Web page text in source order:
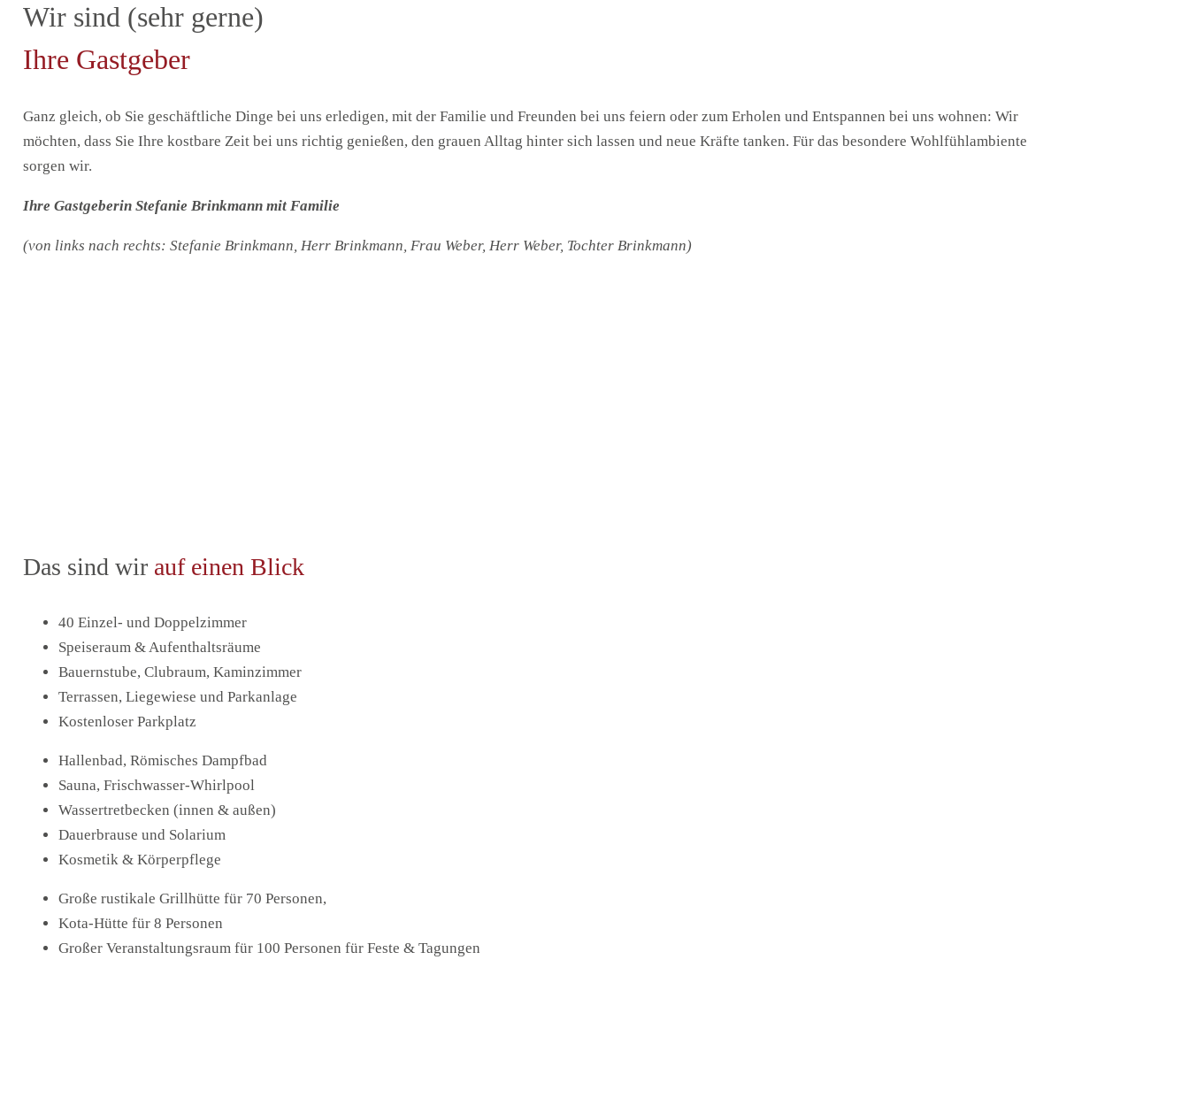
Wir sind (sehr gerne)
Ihre Gastgeber
Ganz gleich, ob Sie geschäftliche Dinge bei uns erledigen, mit der Familie und Freunden bei uns feiern oder zum Erholen und Entspannen bei uns wohnen: Wir
möchten, dass Sie Ihre kostbare Zeit bei uns richtig genießen, den grauen Alltag hinter sich lassen und neue Kräfte tanken. Für das besondere Wohlfühlambiente
sorgen wir.
Ihre Gastgeberin Stefanie Brinkmann mit Familie
(von links nach rechts: Stefanie Brinkmann, Herr Brinkmann, Frau Weber, Herr Weber, Tochter Brinkmann)
Das sind wir auf einen Blick
40 Einzel- und Doppelzimmer
Speiseraum & Aufenthaltsräume
Bauernstube, Clubraum, Kaminzimmer
Terrassen, Liegewiese und Parkanlage
Kostenloser Parkplatz
Hallenbad, Römisches Dampfbad
Sauna, Frischwasser-Whirlpool
Wassertretbecken (innen & außen)
Dauerbrause und Solarium
Kosmetik & Körperpflege
Große rustikale Grillhütte für 70 Personen,
Kota-Hütte für 8 Personen
Großer Veranstaltungsraum für 100 Personen für Feste & Tagungen